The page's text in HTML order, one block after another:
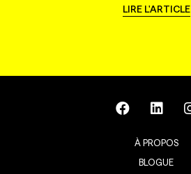
LIRE L'ARTICLE
À PROPOS
BLOGUE